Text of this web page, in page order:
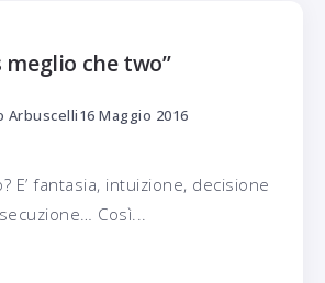
che two”
Arbuscelli16 Maggio 2016
E’ fantasia, intuizione, decisione
Così...